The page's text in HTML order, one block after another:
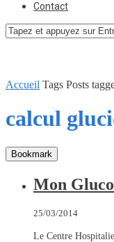
Contact
Accueil Tags Posts
calcul
Bookmark
Mon
25/03/2014
Le Centre